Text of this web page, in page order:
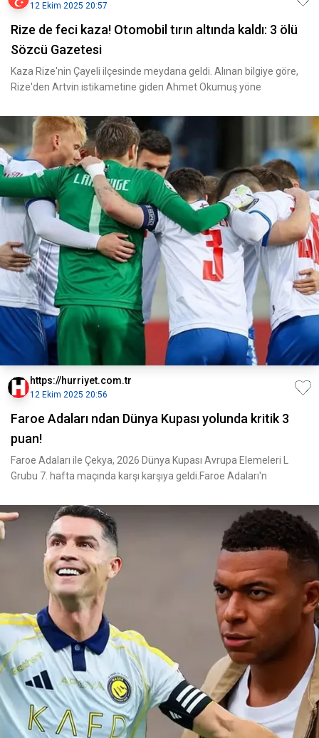
12 Ekim 2025 20:57
Rize de feci kaza! Otomobil tırın altında kaldı: 3 ölü
Sözcü Gazetesi
Kaza Rize'nin Çayeli ilçesinde meydana geldi. Alınan bilgiye göre,
Rize'den Artvin istikametine giden Ahmet Okumuş yöne
https://hurriyet.com.tr
12 Ekim 2025 20:56
Faroe Adaları ndan Dünya Kupası yolunda kritik 3
puan!
Faroe Adaları ile Çekya, 2026 Dünya Kupası Avrupa Elemeleri L
Grubu 7. hafta maçında karşı karşıya geldi.Faroe Adaları'n